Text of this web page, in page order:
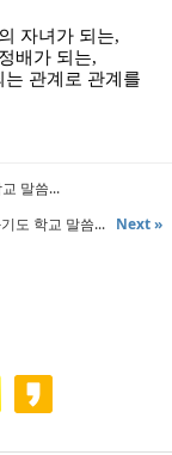
자녀가 되는,
배가 되는,
관계로 관계를
말씀...
도 학교 말씀... Next »